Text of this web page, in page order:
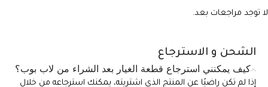
لا توجد مراجعات بعد.
الشحن و الاسترجاع
كيف يمكنني استرجاع قطعة الغيار بعد الشراء من لاب بوب؟
إذا لم تكن راضيًا عن المنتج الذي اشتريته، يمكنك استرجاعه من خلال